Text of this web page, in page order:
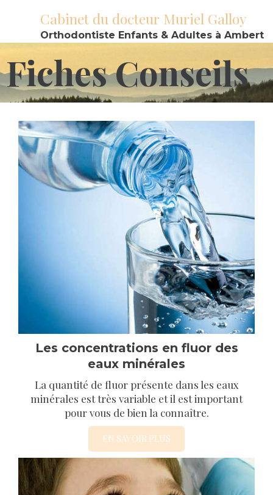
Cabinet du docteur Muriel Galloy
Orthodontiste Enfants & Adultes à Ambert
Fiches Conseils
Les concentrations en fluor des
eaux minérales
La quantité de fluor présente dans les eaux
minérales est très variable et il est important
pour vous de bien la connaître.
EN SAVOIR PLUS